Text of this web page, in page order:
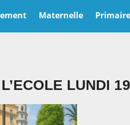
Maternelle Primaire
LUNDI